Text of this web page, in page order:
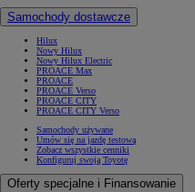
Samochody dostawcze
Hilux
Nowy Hilux
Nowy Hilux Electric
PROACE Max
PROACE
PROACE Verso
PROACE CITY
PROACE CITY Verso
Samochody używane
Umów się na jazdę testową
Zobacz wszystkie cenniki
Konfiguruj swoją Toyotę
Oferty specjalne i Finansowanie